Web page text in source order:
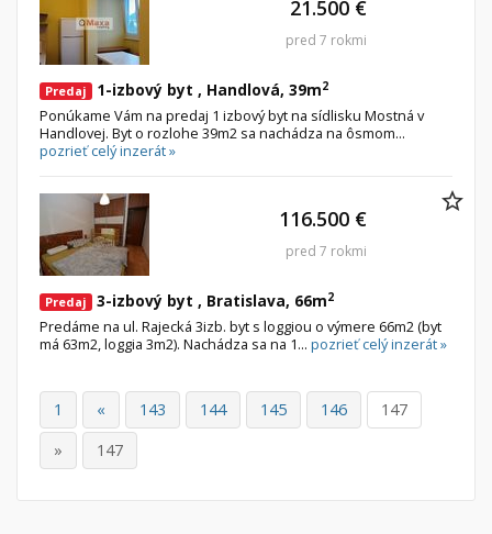
Predaj 1-izbový byt , Handlová, 39m2
Ponúkame Vám na predaj 1 izbový byt na sídlisku Mostná v
Handlovej. Byt o rozlohe 39m2 sa nachádza na ôsmom...
pozrieť celý inzerát »
21.500 €
pred 7 rokmi
Predaj 3-izbový byt , Bratislava, 66m2
Predáme na ul. Rajecká 3izb. byt s loggiou o výmere 66m2 (byt
má 63m2, loggia 3m2). Nachádza sa na 1... pozrieť celý inzerát »
116.500 €
pred 7 rokmi
1 « 143 144 145 146
147
»
147